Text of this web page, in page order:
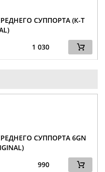
СУППОРТА (К-Т
1 030
СУППОРТА 6GN
990